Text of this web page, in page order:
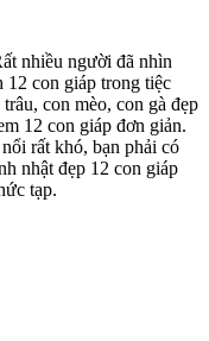
nhiều người đã nhìn
12 con giáp trong tiệc
con mèo, con gà đẹp
12 con giáp đơn giản.
rất khó, bạn phải có
nhật đẹp 12 con giáp
tạp.